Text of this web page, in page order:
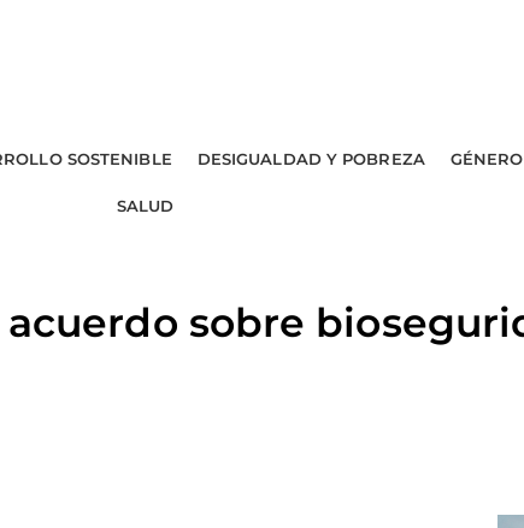
SOSTENIBLE DESIGUALDAD Y POBREZA GÉNERO
SALUD
acuerdo sobre